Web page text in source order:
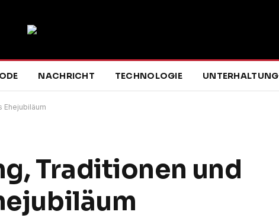
NACHRICHT TECHNOLOGIE UNTERHALTUNG
Ehejubiläum
Traditionen und